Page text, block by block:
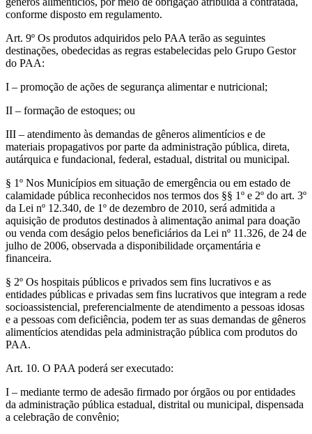
conforme disposto em regulamento.
Art. 9º Os produtos adquiridos pelo PAA terão as seguintes
destinações, obedecidas as regras estabelecidas pelo Grupo Gestor
do PAA:
I – promoção de ações de segurança alimentar e nutricional;
II – formação de estoques; ou
III – atendimento às demandas de gêneros alimentícios e de
materiais propagativos por parte da administração pública, direta,
autárquica e fundacional, federal, estadual, distrital ou municipal.
§ 1º Nos Municípios em situação de emergência ou em estado de
calamidade pública reconhecidos nos termos dos §§ 1º e 2º do art. 3º
da Lei nº 12.340, de 1º de dezembro de 2010, será admitida a
aquisição de produtos destinados à alimentação animal para doação
ou venda com deságio pelos beneficiários da Lei nº 11.326, de 24 de
julho de 2006, observada a disponibilidade orçamentária e
financeira.
§ 2º Os hospitais públicos e privados sem fins lucrativos e as
entidades públicas e privadas sem fins lucrativos que integram a rede
socioassistencial, preferencialmente de atendimento a pessoas idosas
e a pessoas com deficiência, podem ter as suas demandas de gêneros
alimentícios atendidas pela administração pública com produtos do
PAA.
Art. 10. O PAA poderá ser executado:
I – mediante termo de adesão firmado por órgãos ou por entidades
da administração pública estadual, distrital ou municipal, dispensada
a celebração de convênio;